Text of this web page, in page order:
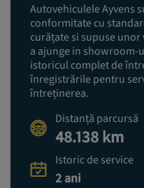
Autovehiculele Ayvens
conformitate cu
curățate si supuse
a ajunge in showroom-
istoricul complet de
înregistrările pentru
întreținerea.
Distanță parcursă
48.138 km
Istoric de service
2 ani